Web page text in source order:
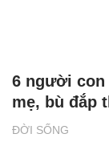
ĐỜI SỐNG
6 người
mẹ, bù đắp